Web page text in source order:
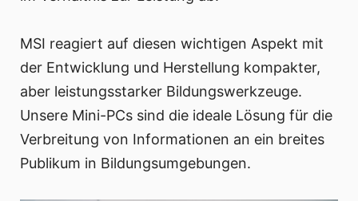
MSI reagiert auf diesen wichtigen Aspekt mit
der Entwicklung und Herstellung kompakter,
aber leistungsstarker Bildungswerkzeuge.
Unsere Mini-PCs sind die ideale Lösung für die
Verbreitung von Informationen an ein breites
Publikum in Bildungsumgebungen.